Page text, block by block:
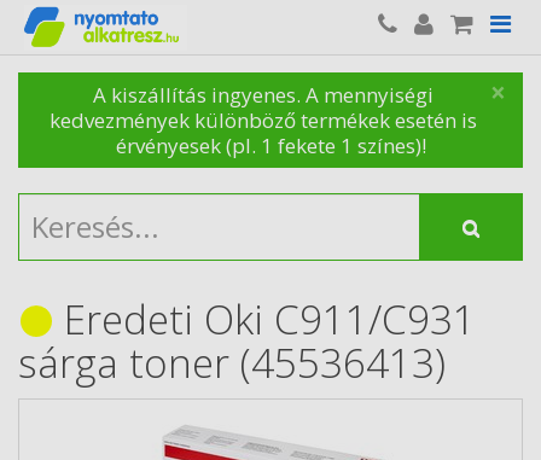
×
A kiszállítás ingyenes. A mennyiségi
kedvezmények különböző termékek esetén is
érvényesek (pl. 1 fekete 1 színes)!
Eredeti Oki C911/C931
sárga toner (45536413)